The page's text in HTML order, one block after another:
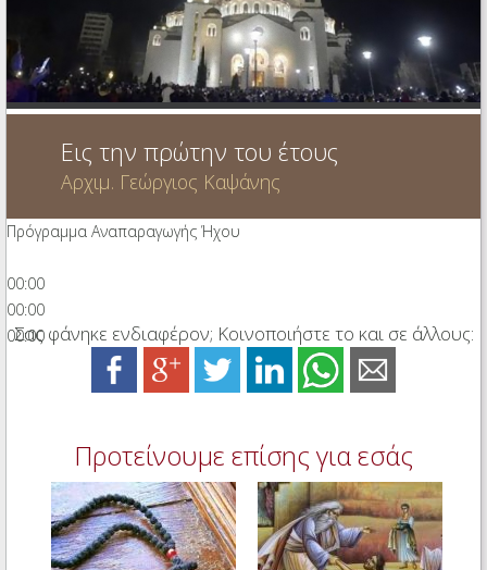
Εις την πρώτην του έτους
Αρχιμ. Γεώργιος Καψάνης
Πρόγραμμα Αναπαραγωγής Ήχου
00:00
00:00
00:00
Σας φάνηκε ενδιαφέρον; Κοινοποιήστε το και σε άλλους:
Προτείνουμε επίσης για εσάς